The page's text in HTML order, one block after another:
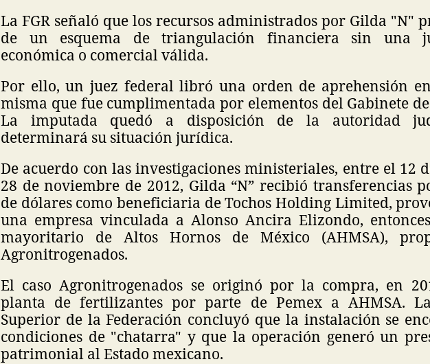
La FGR señaló que los recursos administrados por Gilda "N"
de un esquema de triangulación financiera sin una
económica o comercial válida.
Por ello, un juez federal libró una orden de aprehensión
misma que fue cumplimentada por elementos del Gabinete
La imputada quedó a disposición de la autoridad
determinará su situación jurídica.
De acuerdo con las investigaciones ministeriales, entre el 12
28 de noviembre de 2012, Gilda “N” recibió transferencias
de dólares como beneficiaria de Tochos Holding Limited,
una empresa vinculada a Alonso Ancira Elizondo,
mayoritario de Altos Hornos de México (AHMSA),
Agronitrogenados.
El caso Agronitrogenados se originó por la compra, en
planta de fertilizantes por parte de Pemex a AHMSA.
Superior de la Federación concluyó que la instalación se
condiciones de "chatarra" y que la operación generó un
patrimonial al Estado mexicano.